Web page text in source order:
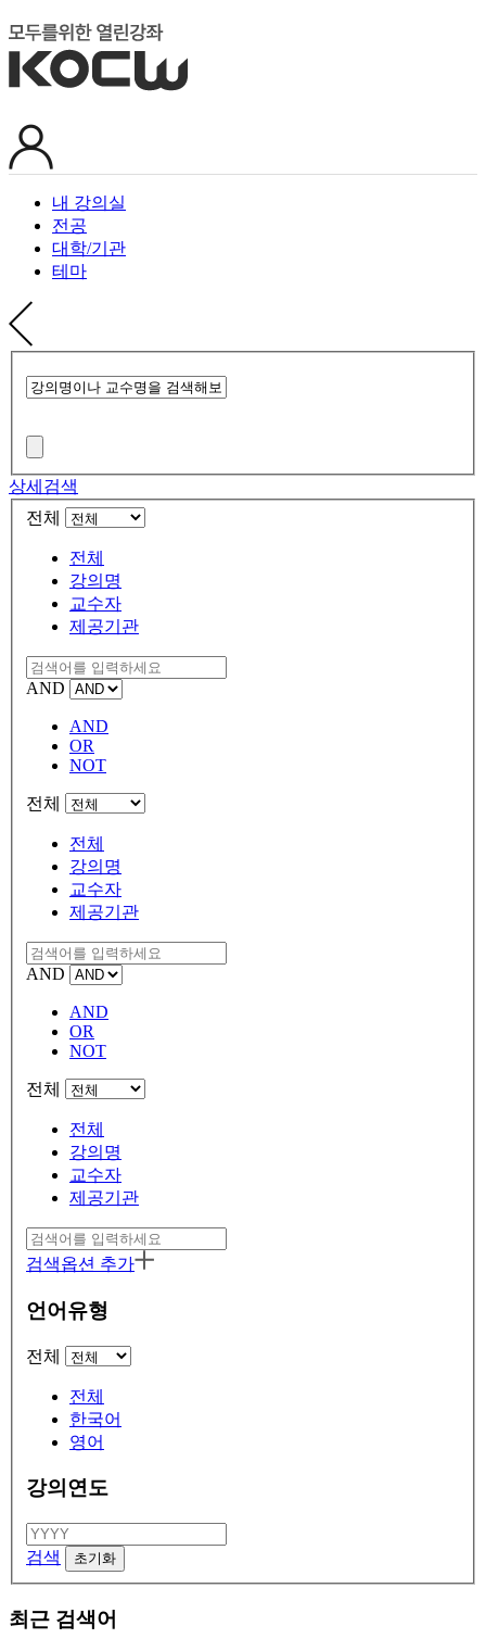
내 강의실
전공
대학/기관
테마
상세검색
전체
전체
강의명
교수자
제공기관
AND
AND
OR
NOT
전체
전체
강의명
교수자
제공기관
AND
AND
OR
NOT
전체
전체
강의명
교수자
제공기관
검색옵션 추가
언어유형
전체
전체
한국어
영어
강의연도
검색
최근 검색어